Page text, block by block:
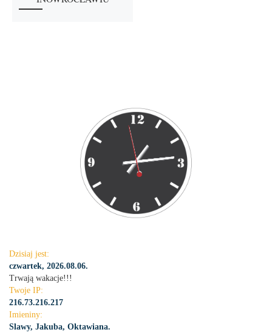
Dzisiaj jest:
czwartek, 2026.08.06.
Trwają wakacje!!!
Twoje IP:
216.73.216.217
Imieniny:
Slawy, Jakuba, Oktawiana.